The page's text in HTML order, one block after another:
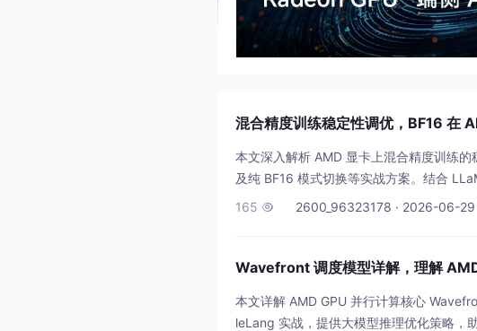
混合精度训练稳定性调优，BF16 在
本文深入解析 AMD 显卡上混合精度训练
及纯 BF16 模式切换等实战方案。结合
165  2600_96323178 · 2026-06-
Wavefront 调度模型详解，理解
本文详解 AMD GPU 并行计算核心
leLang 实战，提供大模型推理优化策略，